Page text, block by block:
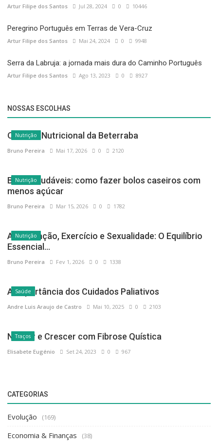
Artur Filipe dos Santos Jul 28, 2024 0 10446
Peregrino Português em Terras de Vera-Cruz
Artur Filipe dos Santos Mai 24, 2024 0 9948
Serra da Labruja: a jornada mais dura do Caminho Português
Artur Filipe dos Santos Ago 13, 2023 0 8927
NOSSAS ESCOLHAS
Nutrição
O Poder Nutricional da Beterraba
Bruno Pereira Mai 17, 2026 0 2120
Nutrição
Bolos saudáveis: como fazer bolos caseiros com
menos açúcar
Bruno Pereira Mar 15, 2026 0 1782
Nutrição
Alimentação, Exercício e Sexualidade: O Equilíbrio
Essencial...
Bruno Pereira Fev 1, 2026 0 1338
Saúde
A Importância dos Cuidados Paliativos
Andre Luis Araujo de Castro Mai 10, 2025 0 2103
Traços
Nascer e Crescer com Fibrose Quística
Elisabete Eugénio Set 24, 2023 0 967
CATEGORIAS
Evolução (169)
Economia & Finanças (38)